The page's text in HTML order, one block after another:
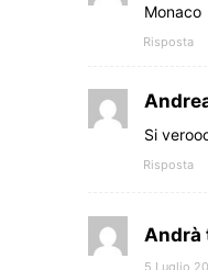
Monaco
Risposta
Si
Risposta
Andrà
5 Luglio